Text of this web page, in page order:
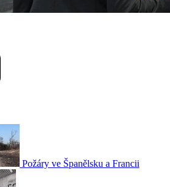
Požáry ve Španělsku a Francii